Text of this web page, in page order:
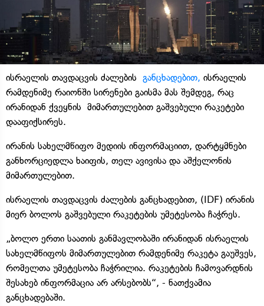
ისრაელის თავდაცვის ძალების განცხადებით, ისრაელის
რამდენიმე რაიონში სირენები გაისმა მას შემდეგ, რაც
ირანიდან ქვეყნის მიმართულებით გაშვებული რაკეტები
დააფიქსირეს.
ირანის სახელმწიფო მედიის ინფორმაციით, დარტყმნები
განხორციედლა ხაიფის, თელ ავივისა და აშქელონის
მიმართულებით.
ისრაელის თავდაცვის ძალების განცხადებით, (IDF) ირანის
მიერ ბოლოს გაშვებული რაკეტების უმეტესობა ჩაჭრეს.
„ბოლო ერთი საათის განმავლობაში ირანიდან ისრაელის
სახელმწიფოს მიმართულებით რამდენიმე რაკეტა გაუშვეს,
რომელთა უმეტესობა ჩაჭრილია. რაკეტების ჩამოვარდნის
შესახებ ინფორმაცია არ არსებობს“, - ნათქვამია
განცხადებაში.